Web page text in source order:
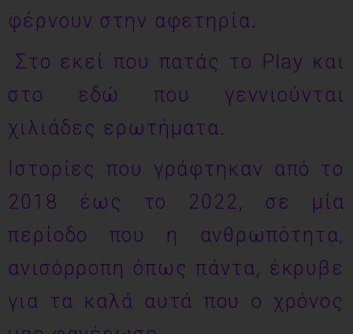
φέρνουν στην αφετηρία.
Στο εκεί που πατάς το Play και
στο εδώ που γεννιούνται
χιλιάδες ερωτήματα.
Ιστορίες που γράφτηκαν από το
2018 έως το 2022, σε μία
περίοδο που η ανθρωπότητα,
ανισόρροπη όπως πάντα, έκρυβε
για τα καλά αυτά που ο χρόνος